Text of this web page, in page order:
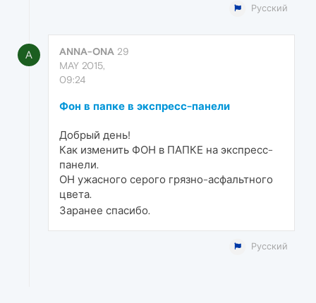
Русский
A ANNA-ONA 29
MAY 2015,
09:24
Фон в папке в экспресс-панели
Добрый день!
Как изменить ФОН в ПАПКЕ на экспресс-
панели.
ОН ужасного серого грязно-асфальтного
цвета.
Заранее спасибо.
Русский